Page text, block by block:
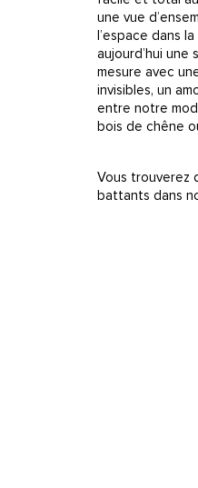
une vue
l’espace dans
aujourd’hui une
mesure avec
invisibles, un
entre notre
bois de chêne
Vous trouverez
battants dans